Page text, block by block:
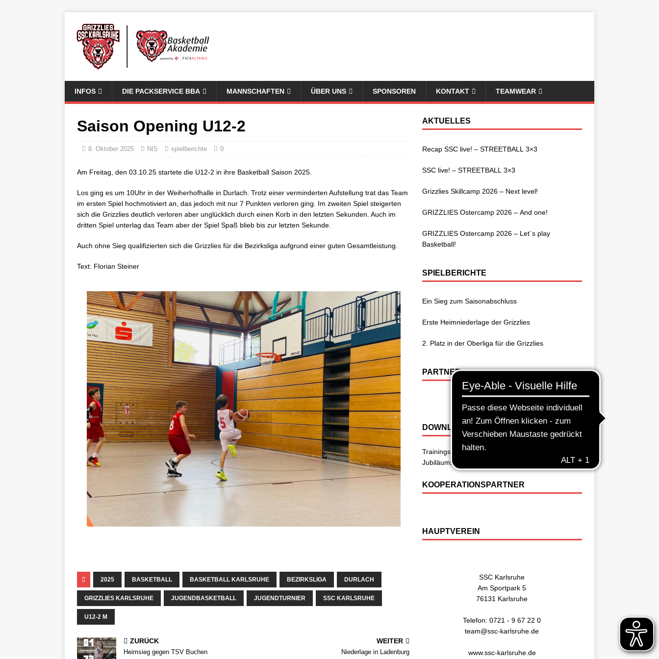
INFOS DIE PACKSERVICE BBA MANNSCHAFTEN ÜBER UNS SPONSOREN KONTAKT TEAMWEAR
Saison Opening U12-2
8. Oktober 2025 NIS spielberichte 0
Am Freitag, den 03.10.25 startete die U12-2 in ihre Basketball Saison 2025.
Los ging es um 10Uhr in der Weiherhofhalle in Durlach. Trotz einer verminderten Aufstellung trat das Team
im ersten Spiel hochmotiviert an, das jedoch mit nur 7 Punkten verloren ging. Im zweiten Spiel steigerten
sich die Grizzlies deutlich verloren aber unglücklich durch einen Korb in den letzten Sekunden. Auch im
dritten Spiel unterlag das Team aber der Spiel Spaß blieb bis zur letzten Sekunde.
Auch ohne Sieg qualifizierten sich die Grizzlies für die Bezirksliga aufgrund einer guten Gesamtleistung.
Text: Florian Steiner
2025 BASKETBALL BASKETBALL KARLSRUHE BEZIRKSLIGA DURLACH
GRIZZLIES KARLSRUHE JUGENDBASKETBALL JUGENDTURNIER SSC KARLSRUHE
U12-2 M
ZURÜCK
Heimsieg gegen TSV Buchen
WEITER
Niederlage in Ladenburg
AKTUELLES
Recap SSC live! – STREETBALL 3×3
SSC live! – STREETBALL 3×3
Grizzlies Skillcamp 2026 – Next level!
GRIZZLIES Ostercamp 2026 – And one!
GRIZZLIES Ostercamp 2026 – Let´s play
Basketball!
SPIELBERICHTE
Ein Sieg zum Saisonabschluss
Erste Heimniederlage der Grizzlies
2. Platz in der Oberliga für die Grizzlies
PARTNER
DOWNLOADS
Trainingszeiten
Jubiläumsbroschüre 50 Jahre SSC Basketball
KOOPERATIONSPARTNER
HAUPTVEREIN
SSC Karlsruhe
Am Sportpark 5
76131 Karlsruhe
Telefon: 0721 - 9 67 22 0
team@ssc-karlsruhe.de
www.ssc-karlsruhe.de